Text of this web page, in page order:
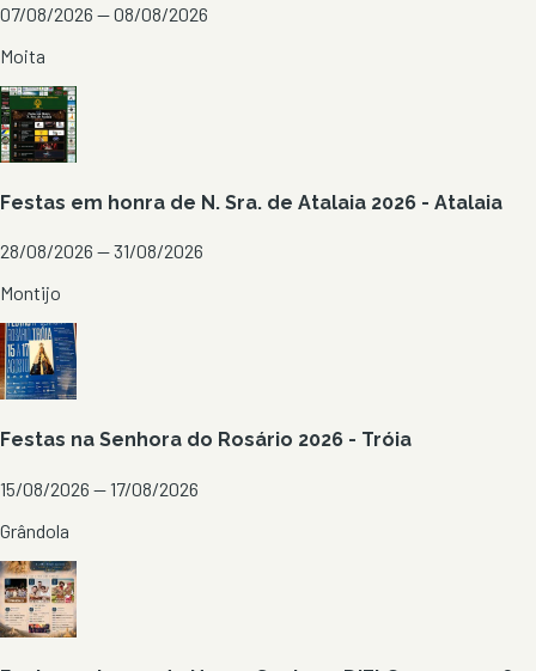
07/08/2026 — 08/08/2026
Moita
Festas em honra de N. Sra. de Atalaia 2026 - Atalaia
28/08/2026 — 31/08/2026
Montijo
Festas na Senhora do Rosário 2026 - Tróia
15/08/2026 — 17/08/2026
Grândola